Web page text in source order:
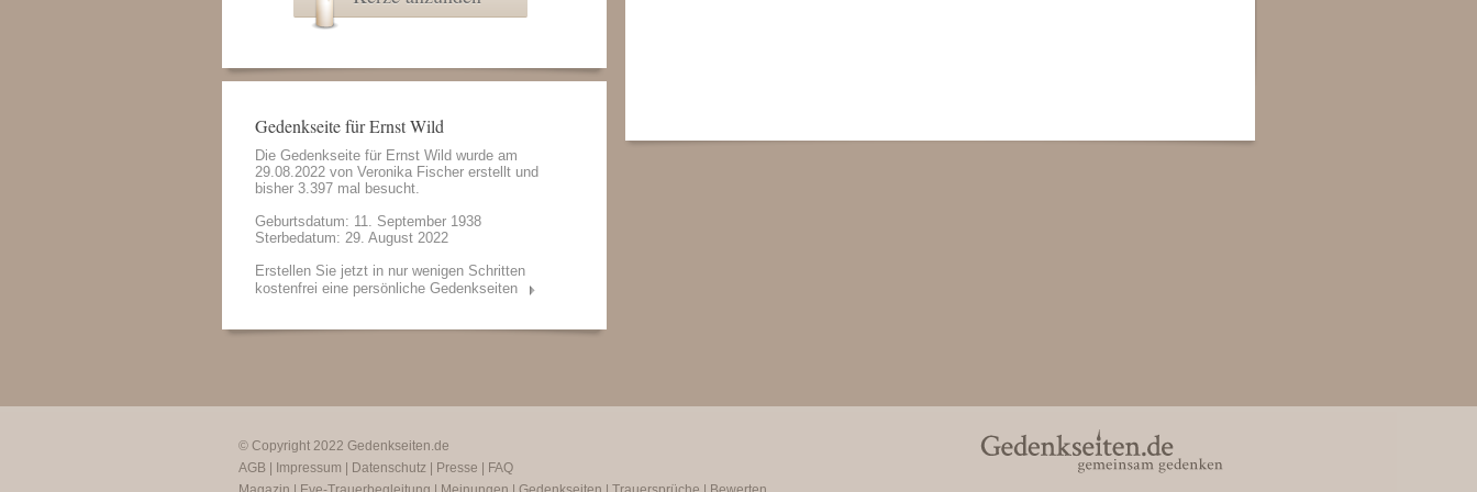
Gedenkseite für Ernst Wild
Die Gedenkseite für Ernst Wild wurde am
29.08.2022 von Veronika Fischer erstellt und
bisher 3.397 mal besucht.
Geburtsdatum: 11. September 1938
Sterbedatum: 29. August 2022
Erstellen Sie jetzt in nur wenigen Schritten
kostenfrei eine persönliche Gedenkseiten
© Copyright 2022 Gedenkseiten.de
AGB
Impressum Datenschutz Presse
FAQ